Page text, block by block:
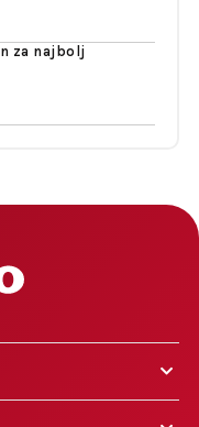
za najbolj